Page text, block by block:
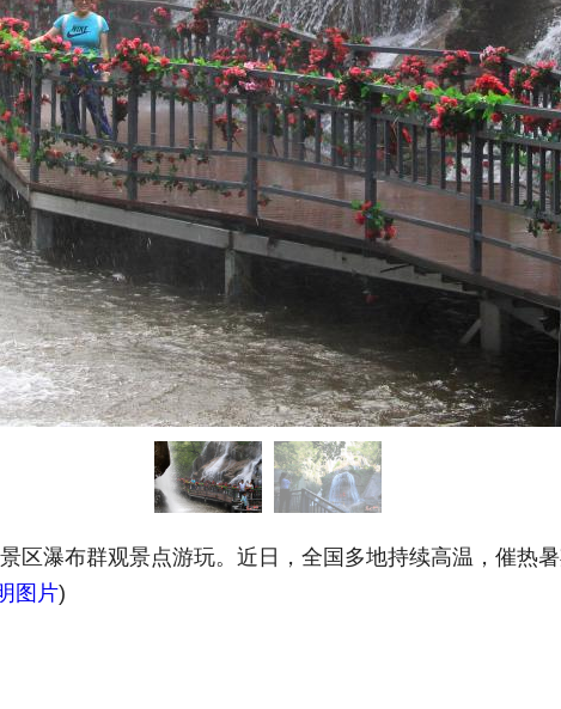
布群观景点游玩。近日，全国多地持续高温，催热暑
图片)